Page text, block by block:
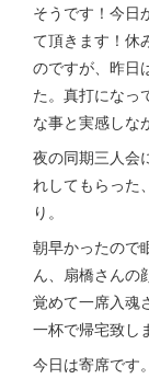
そうです！今日
て頂きます！休
のですが、昨日
た。真打になっ
な事と実感しな
夜の同期三人会
れしてもらった
り。
朝早かったので
ん、扇橋さんの
覚めて一席入魂
一杯で帰宅致し
今日は寄席です